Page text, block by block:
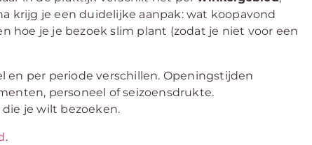
krijg je een duidelijke aanpak: wat koopavond
hoe je je bezoek slim plant (zodat je niet voor een
per periode verschillen. Openingstijden
personeel of seizoensdrukte.
je wilt bezoeken.
.